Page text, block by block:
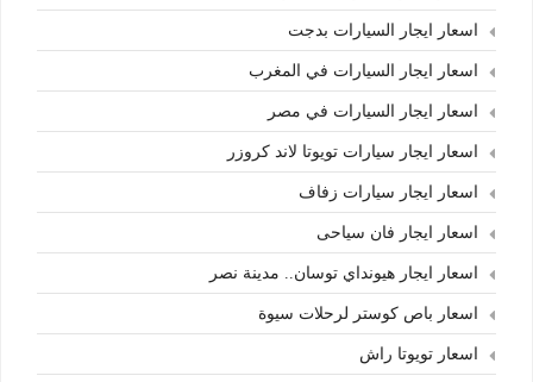
اسعار ايجار السيارات بدجت
اسعار ايجار السيارات في المغرب
اسعار ايجار السيارات في مصر
اسعار ايجار سيارات تويوتا لاند كروزر
اسعار ايجار سيارات زفاف
اسعار ايجار فان سياحى
اسعار ايجار هيونداي توسان.. مدينة نصر
اسعار باص كوستر لرحلات سيوة
اسعار تويوتا راش